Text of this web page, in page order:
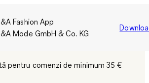
Fashion App
Mode GmbH & Co. KG
pentru comenzi de minimum 35 €